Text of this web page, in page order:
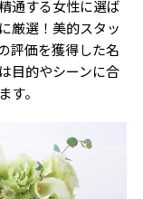
通する女性に選ば
厳選！美的スタッ
評価を獲得した名
目的やシーンに合
す。